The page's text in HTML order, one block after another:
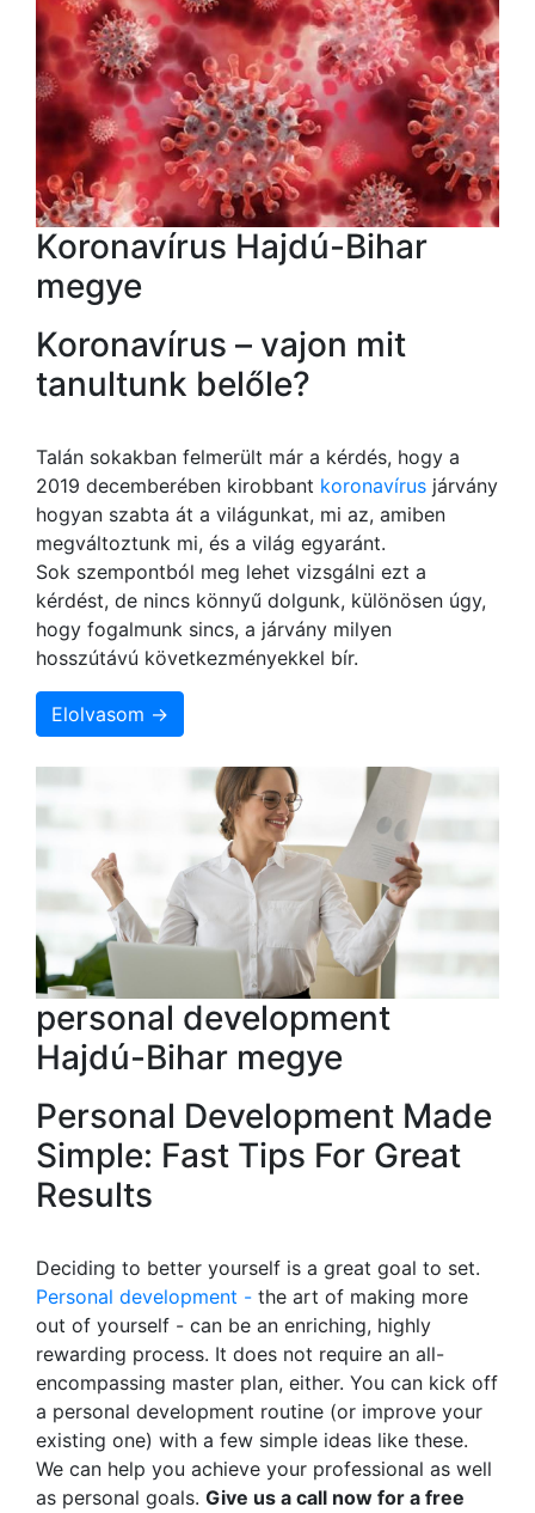
Koronavírus Hajdú-Bihar
megye
Koronavírus – vajon mit
tanultunk belőle?
Talán sokakban felmerült már a kérdés, hogy a
2019 decemberében kirobbant koronavírus járvány
hogyan szabta át a világunkat, mi az, amiben
megváltoztunk mi, és a világ egyaránt.
Sok szempontból meg lehet vizsgálni ezt a
kérdést, de nincs könnyű dolgunk, különösen úgy,
hogy fogalmunk sincs, a járvány milyen
hosszútávú következményekkel bír.
Elolvasom →
personal development
Hajdú-Bihar megye
Personal Development Made
Simple: Fast Tips For Great
Results
Deciding to better yourself is a great goal to set.
Personal development - the art of making more
out of yourself - can be an enriching, highly
rewarding process. It does not require an all-
encompassing master plan, either. You can kick off
a personal development routine (or improve your
existing one) with a few simple ideas like these.
We can help you achieve your professional as well
as personal goals. Give us a call now for a free